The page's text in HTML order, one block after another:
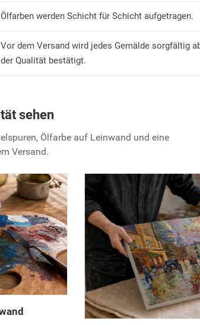
Ölfarben werden Schicht für Schicht aufgetragen.
Vor dem Versand wird jedes Gemälde sorgfältig
der Qualität bestätigt.
sehen
Ölfarbe auf Leinwand und eine
Versand.